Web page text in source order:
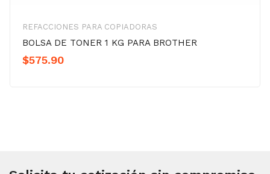
REFACCIONES PARA COPIADORAS
BOLSA DE TONER 1 KG PARA BROTHER
$575.90